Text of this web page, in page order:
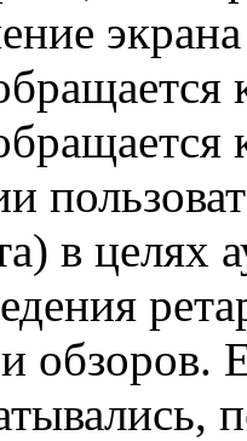
в целях
обзоров.